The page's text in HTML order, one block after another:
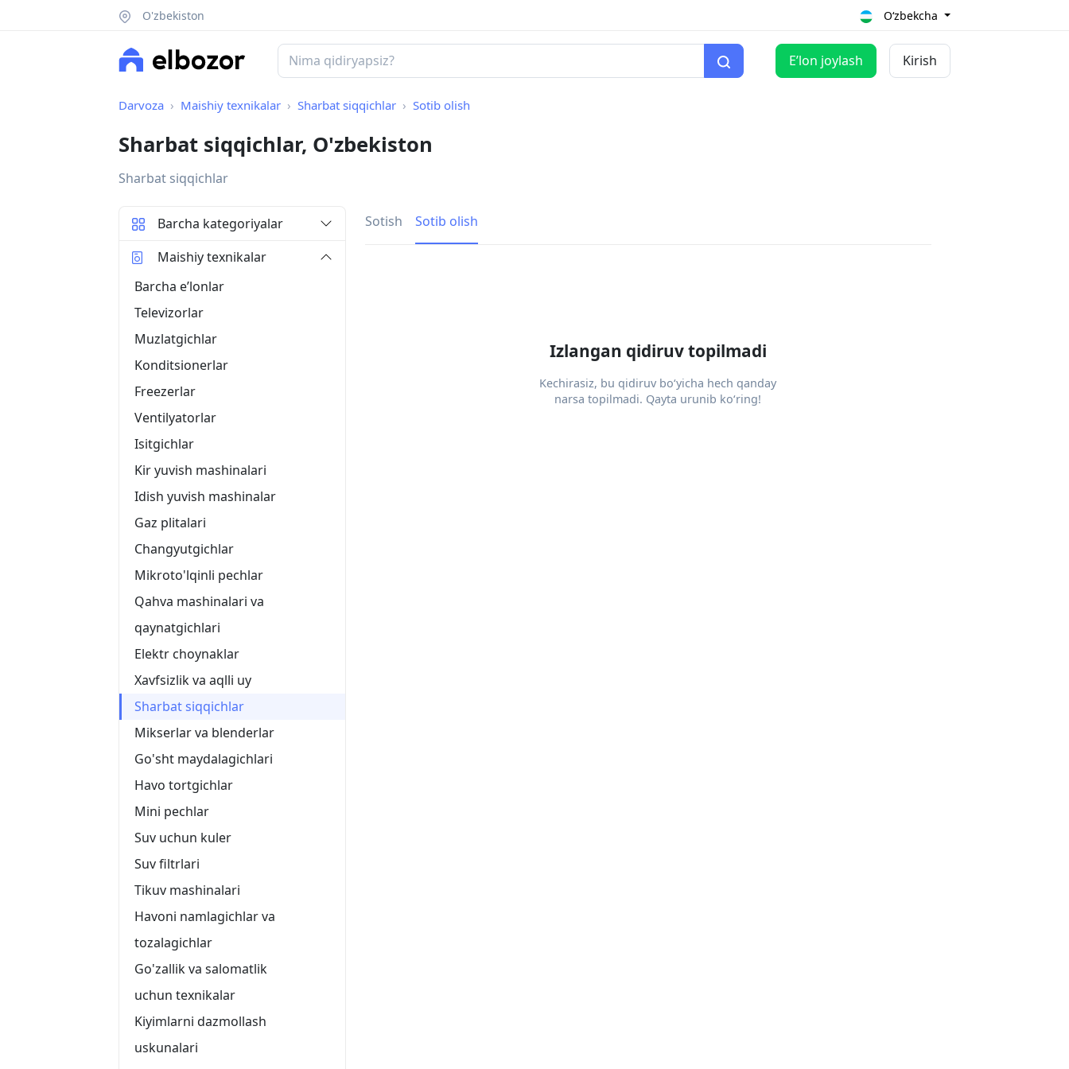
O'zbekiston O‘zbekcha
Eʼlon joylash Kirish
Darvoza Maishiy texnikalar Sharbat siqqichlar Sotib olish
Sharbat siqqichlar, O'zbekiston
Sharbat siqqichlar
Sotish Sotib olish
Izlangan qidiruv topilmadi
Kechirasiz, bu qidiruv bo‘yicha hech qanday
narsa topilmadi. Qayta urunib ko‘ring!
Barcha kategoriyalar
Maishiy texnikalar
Barcha eʼlonlar
Televizorlar
Muzlatgichlar
Konditsionerlar
Freezerlar
Ventilyatorlar
Isitgichlar
Kir yuvish mashinalari
Idish yuvish mashinalar
Gaz plitalari
Changyutgichlar
Mikroto'lqinli pechlar
Qahva mashinalari va
qaynatgichlari
Elektr choynaklar
Xavfsizlik va aqlli uy
Sharbat siqqichlar
Mikserlar va blenderlar
Go'sht maydalagichlari
Havo tortgichlar
Mini pechlar
Suv uchun kuler
Suv filtrlari
Tikuv mashinalari
Havoni namlagichlar va
tozalagichlar
Go'zallik va salomatlik
uchun texnikalar
Kiyimlarni dazmollash
uskunalari